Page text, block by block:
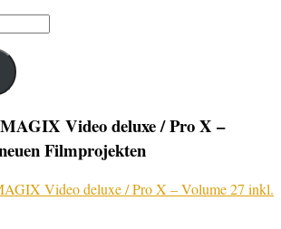
Video deluxe / Pro X –
Filmprojekten